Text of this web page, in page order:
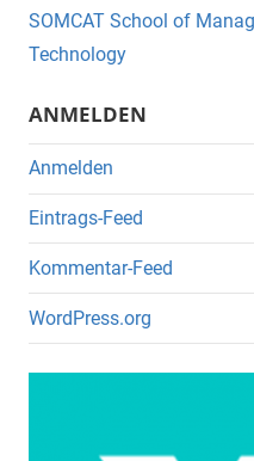
o
o
k
SOMCAT School of
Technology
ANMELDEN
Anmelden
Eintrags-Feed
Kommentar-Feed
WordPress.org